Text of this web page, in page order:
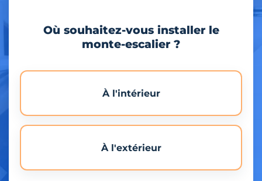
Où souhaitez-vous installer le
monte-escalier ?
À l'intérieur
À l'extérieur